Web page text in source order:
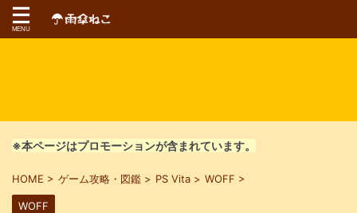
※本ページはプロモーションが含まれています。
HOME > ゲーム攻略・図鑑 > PS Vita > WOFF >
WOFF